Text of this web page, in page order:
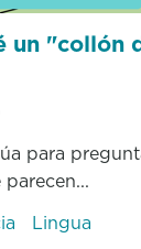
un "collón
para
Lingua